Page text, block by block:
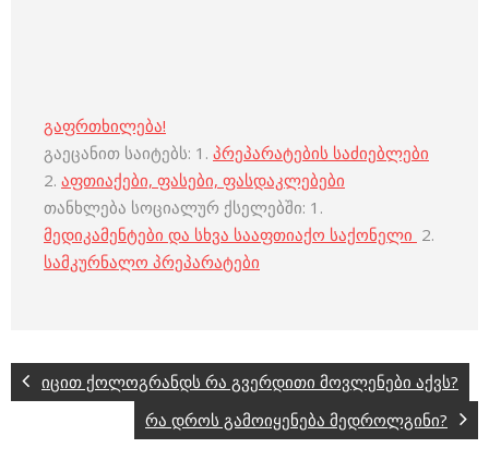
გაფრთხილება!
გაეცანით საიტებს: 1. პრეპარატების საძიებლები
2. აფთიაქები, ფასები, ფასდაკლებები
თანხლება სოციალურ ქსელებში: 1.
მედიკამენტები და სხვა სააფთიაქო საქონელი 2.
სამკურნალო პრეპარატები
იცით ქოლოგრანდს რა გვერდითი მოვლენები აქვს?
რა დროს გამოიყენება მედროლგინი?